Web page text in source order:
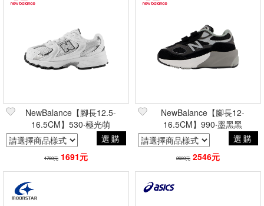
NewBalance【腳長12.5-
16.5CM】530‧極光萌
選購
1780元 1691元
NewBalance【腳長12-
16.5CM】990‧墨黑黑
選購
2680元 2546元